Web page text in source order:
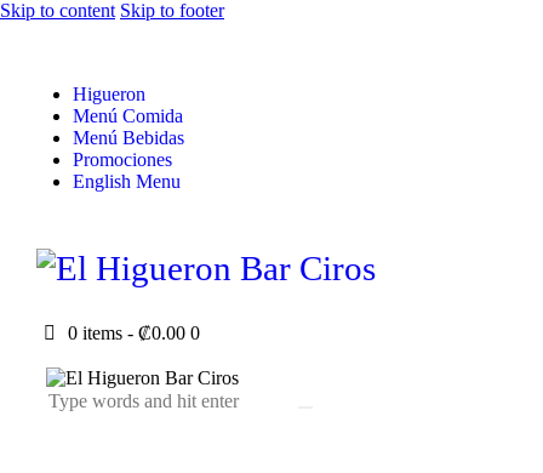
Skip to content Skip to footer
Higueron
Menú Comida
Menú Bebidas
Promociones
English Menu
0 items -₡0.00 0